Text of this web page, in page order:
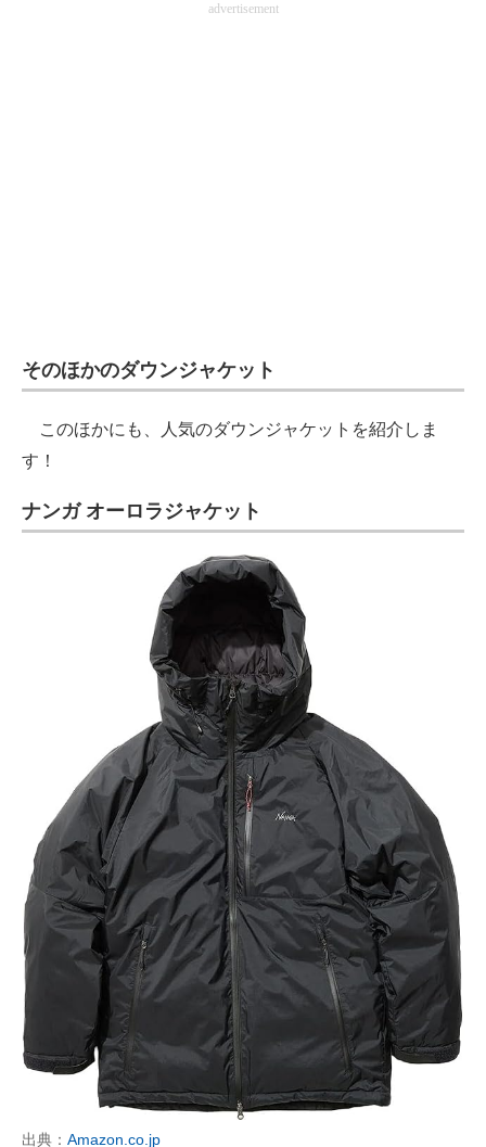
advertisement
そのほかのダウンジャケット
このほかにも、人気のダウンジャケットを紹介しま
す！
ナンガ オーロラジャケット
出典： Amazon.co.jp